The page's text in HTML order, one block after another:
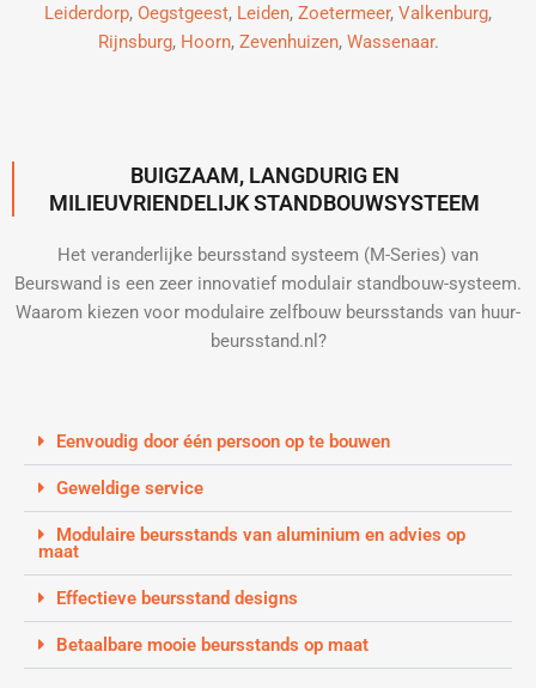
Leiderdorp, Oegstgeest, Leiden, Zoetermeer, Valkenburg,
Rijnsburg, Hoorn, Zevenhuizen, Wassenaar.
BUIGZAAM, LANGDURIG EN
MILIEUVRIENDELIJK STANDBOUWSYSTEEM
Het veranderlijke beursstand systeem (M-Series) van
Beurswand is een zeer innovatief modulair standbouw-systeem.
Waarom kiezen voor modulaire zelfbouw beursstands van huur-
beursstand.nl?
Eenvoudig door één persoon op te bouwen
Geweldige service
Modulaire beursstands van aluminium en advies op
maat
Effectieve beursstand designs
Betaalbare mooie beursstands op maat